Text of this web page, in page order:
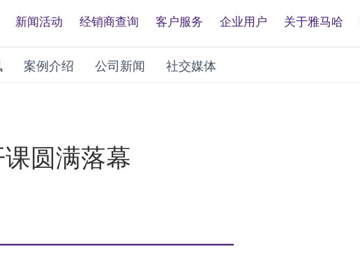
新闻活动 经销商查询 客户服务 企业用户 关于雅马哈
案例介绍 公司新闻 社交媒体
圆满落幕